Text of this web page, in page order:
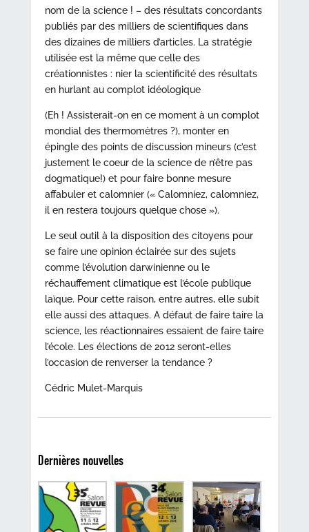
nom de la science ! – des résultats concordants
publiés par des milliers de scientifiques dans
des dizaines de milliers d’articles. La stratégie
utilisée est la même que celle des
créationnistes : nier la scientificité des résultats
en hurlant au complot idéologique
(Eh ! Assisterait-on en ce moment à un complot
mondial des thermomètres ?), monter en
épingle des points de discussion mineurs (c’est
justement le coeur de la science de n’être pas
dogmatique!) et pour faire bonne mesure
affabuler et calomnier (« Calomniez, calomniez,
il en restera toujours quelque chose »).
Le seul outil à la disposition des citoyens pour
se faire une opinion éclairée sur des sujets
comme l’évolution darwinienne ou le
réchauffement climatique est l’école publique
laïque. Pour cette raison, entre autres, elle subit
elle aussi des attaques. A défaut de faire taire la
science, les réactionnaires essaient de faire taire
l’école. Les élections de 2012 seront-elles
l’occasion de renverser la tendance ?
Cédric Mulet-Marquis
Dernières nouvelles